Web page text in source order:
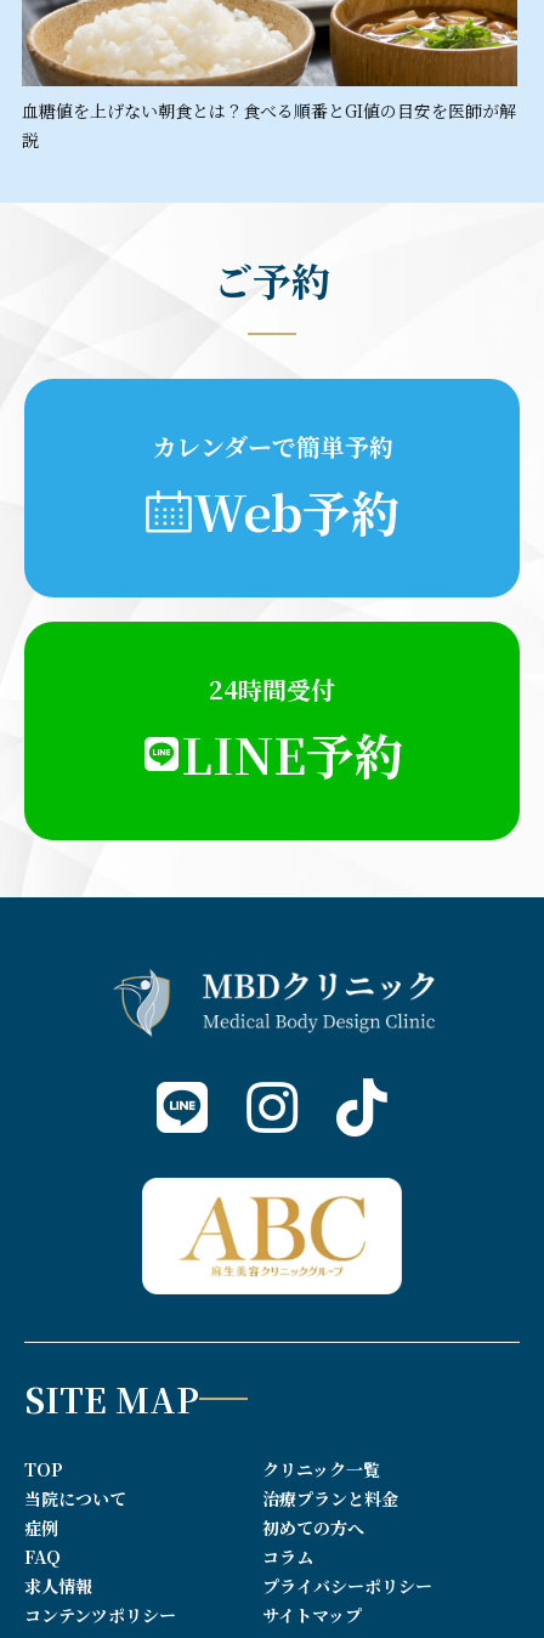
血糖値を上げない朝食とは？食べる順番とGI値の目安を医師が解
説
ご予約
カレンダーで簡単予約
Web予約
24時間受付
LINE予約
SITE MAP
TOP
クリニック一覧
当院について
治療プランと料金
症例
初めての方へ
FAQ
コラム
求人情報
プライバシーポリシー
コンテンツポリシー
サイトマップ